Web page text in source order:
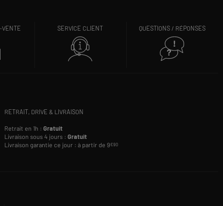
VENTE SERVICE CLIENT QUESTIONS / RÉPONSES
RETRAIT, DRIVE & LIVRAISON
Retrait en 1h :Gratuit
Livraison sous 4 jours :Gratuit
Livraison garantie ce jour : à partir de 9€90